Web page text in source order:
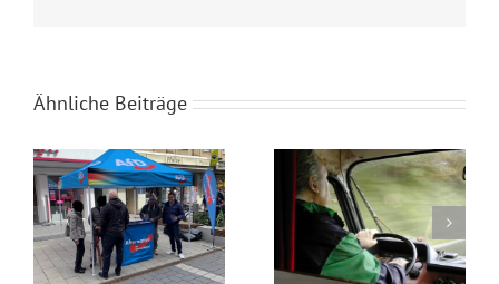
Ähnliche Beiträge